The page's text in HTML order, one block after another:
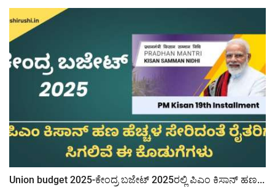
Union budget 2025-ಕೇಂದ್ರ ಬಜೇಟ್ 2025ರಲ್ಲಿ ಪಿಎಂ ಕಿಸಾನ್ ಹಣ...